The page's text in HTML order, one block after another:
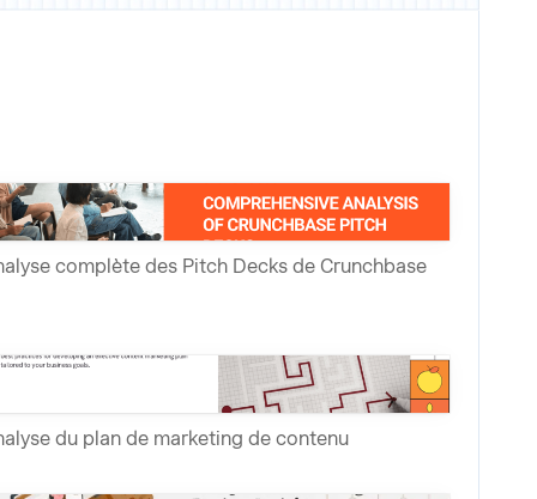
complète des Pitch Decks de Crunchbase
du plan de marketing de contenu